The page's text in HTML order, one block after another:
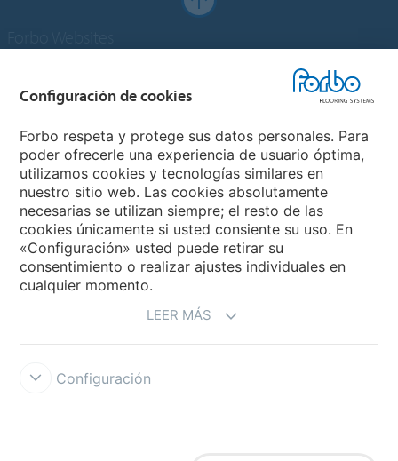
Forbo Flooring Systems
Forbo Movement Systems
Selecciona un país
Configuración de cookies
Forbo respeta y protege sus datos personales. Para
poder ofrecerle una experiencia de usuario óptima,
utilizamos cookies y tecnologías similares en
nuestro sitio web. Las cookies absolutamente
necesarias se utilizan siempre; el resto de las
cookies únicamente si usted consiente su uso. En
«Configuración» usted puede retirar su
consentimiento o realizar ajustes individuales en
cualquier momento.
LEER MÁS
Configuración